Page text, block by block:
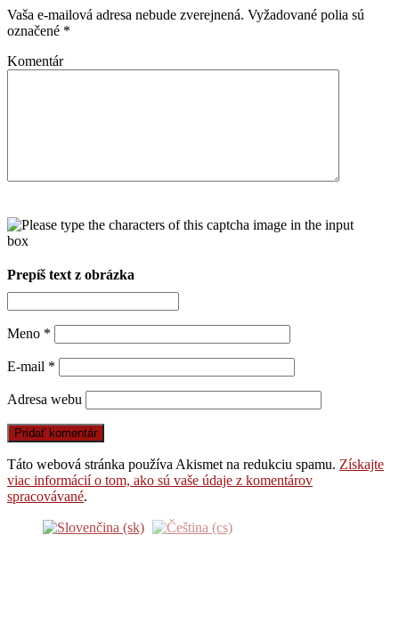
Vaša e-mailová adresa nebude zverejnená. Vyžadované polia sú
označené *
Komentár
Prepíš text z obrázka
Meno *
E-mail *
Adresa webu
Táto webová stránka používa Akismet na redukciu spamu. Získajte
viac informácií o tom, ako sú vaše údaje z komentárov
spracovávané.